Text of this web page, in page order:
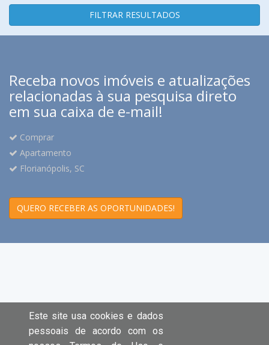
FILTRAR RESULTADOS
Receba novos imóveis e atualizações
relacionadas à sua pesquisa direto
em sua caixa de e-mail!
Comprar
Apartamento
Florianópolis, SC
QUERO RECEBER AS OPORTUNIDADES!
Este site usa cookies e dados
pessoais de acordo com os